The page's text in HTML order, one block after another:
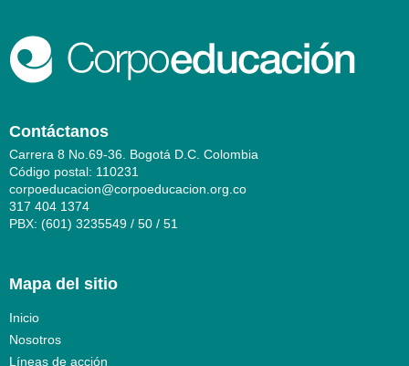
Contáctanos
Carrera 8 No.69-36. Bogotá D.C. Colombia
Código postal: 110231
corpoeducacion@corpoeducacion.org.co
317 404 1374
PBX: (601) 3235549 / 50 / 51
Mapa del sitio
Inicio
Nosotros
Líneas de acción